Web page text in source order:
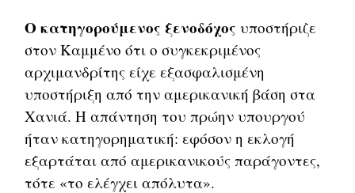
Ο κατηγορούμενος ξενοδόχος υποστήριζε
στον Καμμένο ότι ο συγκεκριμένος
αρχιμανδρίτης είχε εξασφαλισμένη
υποστήριξη από την αμερικανική βάση στα
Χανιά. Η απάντηση του πρώην υπουργού
ήταν κατηγορηματική: εφόσον η εκλογή
εξαρτάται από αμερικανικούς παράγοντες,
τότε «το ελέγχει απόλυτα».